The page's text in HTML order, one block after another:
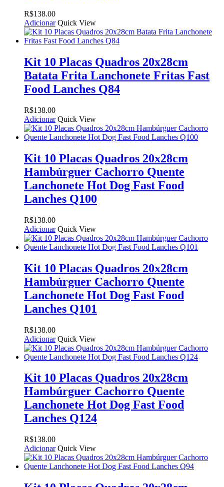
R$138.00
Adicionar Quick View
Kit 10 Placas Quadros 20x28cm
Batata Frita Lanchonete Fritas Fast
Food Lanches Q84
R$138.00
Adicionar Quick View
Kit 10 Placas Quadros 20x28cm
Hambúrguer Cachorro Quente
Lanchonete Hot Dog Fast Food
Lanches Q100
R$138.00
Adicionar Quick View
Kit 10 Placas Quadros 20x28cm
Hambúrguer Cachorro Quente
Lanchonete Hot Dog Fast Food
Lanches Q101
R$138.00
Adicionar Quick View
Kit 10 Placas Quadros 20x28cm
Hambúrguer Cachorro Quente
Lanchonete Hot Dog Fast Food
Lanches Q124
R$138.00
Adicionar Quick View